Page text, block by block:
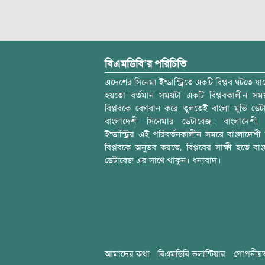
বিএমডিবি’র পরিচিতি
এদেশের সিনেমা ইন্ডাস্ট্রিতে একটি বিপ্লব ঘটতে
হয়তো বর্তমান সময়টা একটি বিপ্লবকালীন
বিপ্লবকে বেগবান করে তুলতেই বাংলা মুভি
বাংলাদেশী সিনেমার ডেটাবেজ। বাংলাদেশী
ইন্ডাস্ট্রির এই পরিবর্তনকালীন সময়ে বাংলাদেশী
বিপ্লবকে অনুভব করতে, বিপ্লবের সাক্ষী হতে
ডেটাবেজ এর সাথে থাকুন। ধন্যবাদ।
আমাদের কথা বিএমডিবি ভলান্টিয়ার